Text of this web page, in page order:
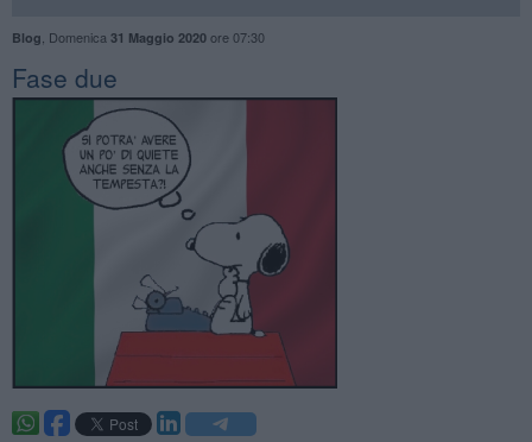
Blog Domenica 31 Maggio 2020ore 07:30
Fase due